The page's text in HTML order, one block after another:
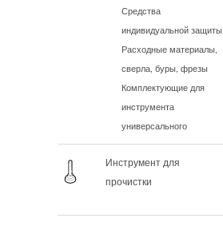
Средства
индивидуальной защиты
Расходные материалы,
сверла, буры, фрезы
Комплектующие для
инструмента
универсального
Инструмент для
прочистки